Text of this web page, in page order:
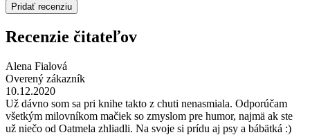
Pridať recenziu
Recenzie čitateľov
Alena Fialová
Overený zákazník
10.12.2020
Už dávno som sa pri knihe takto z chuti nenasmiala. Odporúčam
všetkým milovníkom mačiek so zmyslom pre humor, najmä ak ste
už niečo od Oatmela zhliadli. Na svoje si prídu aj psy a bábätká :)